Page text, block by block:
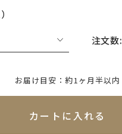
注文数:
※必ず選択ください
お届け目安：約1ヶ月半以内
カートに入れる